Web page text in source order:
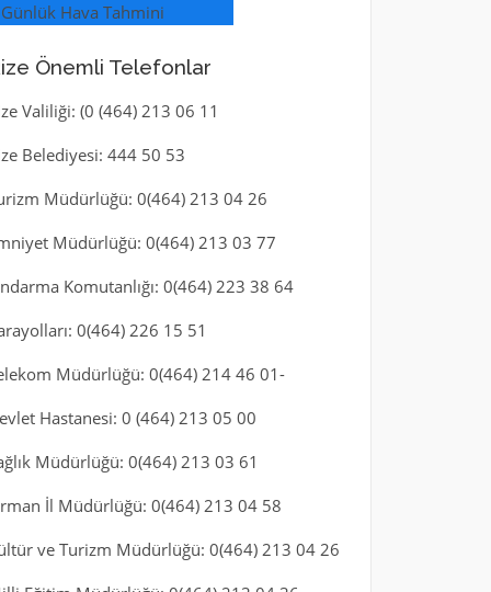
Hava Tahmini
Önemli Telefonlar
Valiliği: (0 (464) 213 06 11
Belediyesi: 444 50 53
Müdürlüğü: 0(464) 213 04 26
Müdürlüğü: 0(464) 213 03 77
Komutanlığı: 0(464) 223 38 64
0(464) 226 15 51
Müdürlüğü: 0(464) 214 46 01-
Hastanesi: 0 (464) 213 05 00
Müdürlüğü: 0(464) 213 03 61
İl Müdürlüğü: 0(464) 213 04 58
ve Turizm Müdürlüğü: 0(464) 213 04 26